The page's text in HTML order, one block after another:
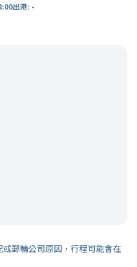
出港: -
郵輪公司原因，行程可能會在